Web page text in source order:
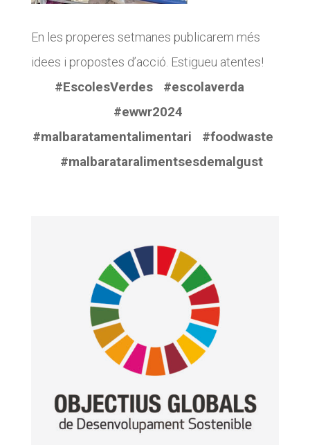
En les properes setmanes publicarem més
idees i propostes d’acció. Estigueu atentes!
#EscolesVerdes #escolaverda
#ewwr2024
#malbaratamentalimentari #foodwaste
#malbarataralimentsesdemalgust